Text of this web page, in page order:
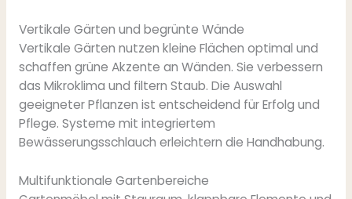
Vertikale Gärten und begrünte Wände
Vertikale Gärten nutzen kleine Flächen optimal und
schaffen grüne Akzente an Wänden. Sie verbessern
das Mikroklima und filtern Staub. Die Auswahl
geeigneter Pflanzen ist entscheidend für Erfolg und
Pflege. Systeme mit integriertem
Bewässerungsschlauch erleichtern die Handhabung.
Multifunktionale Gartenbereiche